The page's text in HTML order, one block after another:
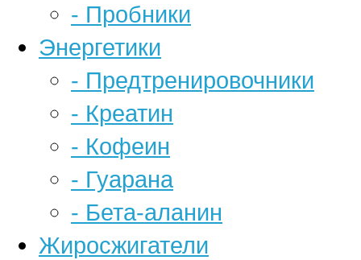
- Пробники
Энергетики
- Предтренировочники
- Креатин
- Кофеин
- Гуарана
- Бета-аланин
Жиросжигатели